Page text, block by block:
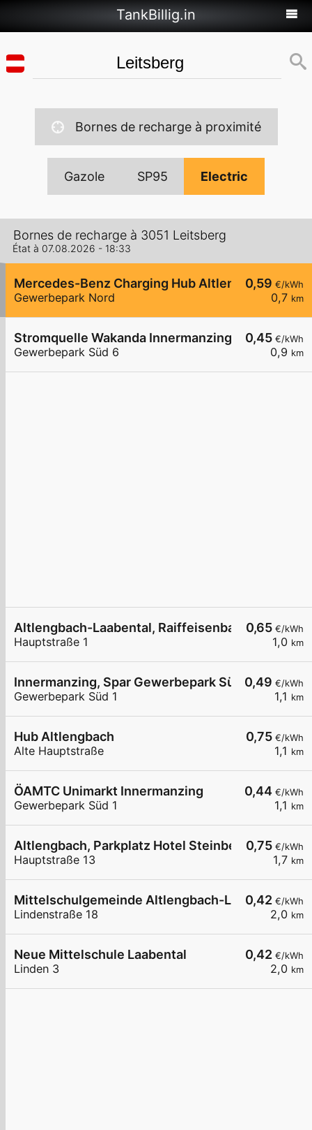
TankBillig.in
Bornes de recharge à proximité
Gazole SP95 Electric
Bornes de recharge à 3051 Leitsberg
État à 07.08.2026 - 18:33
0,59 €/kWh
0,7 km
Mercedes-Benz Charging Hub Altlengbach
Gewerbepark Nord
0,45 €/kWh
0,9 km
Stromquelle Wakanda Innermanzing
Gewerbepark Süd 6
0,65 €/kWh
1,0 km
Altlengbach-Laabental, Raiffeisenbank
Hauptstraße 1
0,49 €/kWh
1,1 km
Innermanzing, Spar Gewerbepark Süd
Gewerbepark Süd 1
0,75 €/kWh
1,1 km
Hub Altlengbach
Alte Hauptstraße
0,44 €/kWh
1,1 km
ÖAMTC Unimarkt Innermanzing
Gewerbepark Süd 1
0,75 €/kWh
1,7 km
Altlengbach, Parkplatz Hotel Steinberger
Hauptstraße 13
0,42 €/kWh
2,0 km
Mittelschulgemeinde Altlengbach-Laabental
Lindenstraße 18
0,42 €/kWh
2,0 km
Neue Mittelschule Laabental
Linden 3